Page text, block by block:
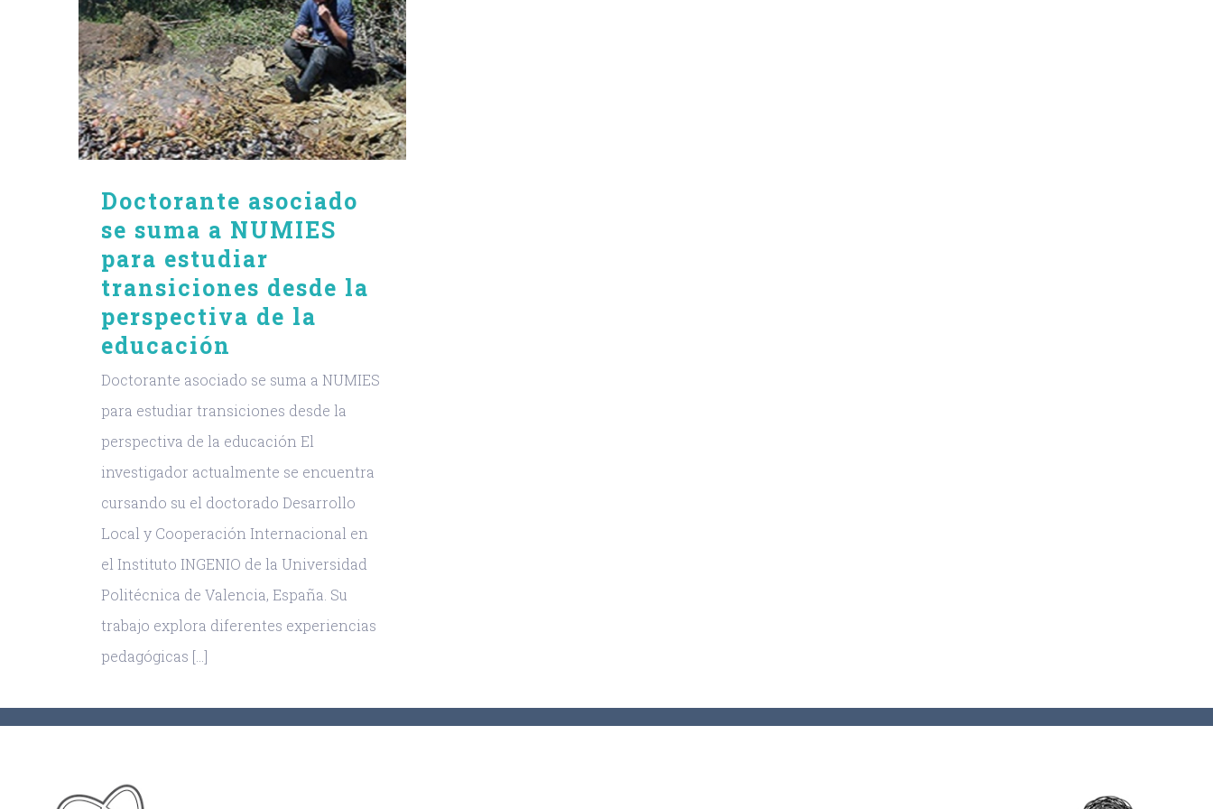
Doctorante asociado
se suma a NUMIES
para estudiar
transiciones desde la
perspectiva de la
educación
Doctorante asociado se suma a NUMIES
para estudiar transiciones desde la
perspectiva de la educación El
investigador actualmente se encuentra
cursando su el doctorado Desarrollo
Local y Cooperación Internacional en
el Instituto INGENIO de la Universidad
Politécnica de Valencia, España. Su
trabajo explora diferentes experiencias
pedagógicas [...]